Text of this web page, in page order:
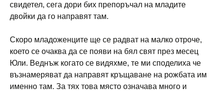
свидетел, сега дори бих препоръчал на младите
двойки да го направят там.
Скоро младоженците ще се радват на малко отроче,
което се очаква да се появи на бял свят през месец
Юли. Веднъж когато се видяхме, те ми споделиха че
възнамеряват да направят кръщаване на рожбата им
именно там. За тях това място означава много и